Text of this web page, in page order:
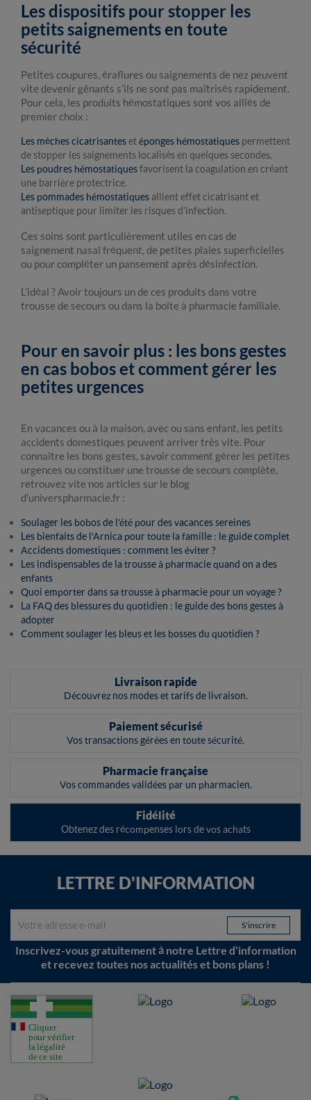
Les dispositifs pour stopper les
petits saignements en toute
sécurité
Petites coupures, éraflures ou saignements de nez peuvent
vite devenir gênants s’ils ne sont pas maîtrisés rapidement.
Pour cela, les produits hémostatiques sont vos alliés de
premier choix :
Les mèches cicatrisantesetéponges hémostatiques permettent
de stopper les saignements localisés en quelques secondes.
Les poudres hémostatiquesfavorisent la coagulation en créant
une barrière protectrice.
Les pommades hémostatiques allient effet cicatrisant et
antiseptique pour limiter les risques d’infection.
Ces soins sont particulièrement utiles en cas de
saignement nasal fréquent, de petites plaies superficielles
ou pour compléter un pansement après désinfection.
L’idéal ? Avoir toujours un de ces produits dans votre
trousse de secours ou dans la boîte à pharmacie familiale.
Pour en savoir plus : les bons gestes
en cas bobos et comment gérer les
petites urgences
En vacances ou à la maison, avec ou sans enfant, les petits
accidents domestiques peuvent arriver très vite. Pour
connaître les bons gestes, savoir comment gérer les petites
urgences ou constituer une trousse de secours complète,
retrouvez vite nos articles sur le blog
d'universpharmacie.fr :
Soulager les bobos de l'été pour des vacances sereines
Les bienfaits de l'Arnica pour toute la famille : le guide complet
Accidents domestiques : comment les éviter ?
Les indispensables de la trousse à pharmacie quand on a des
enfants
Quoi emporter dans sa trousse à pharmacie pour un voyage ?
La FAQ des blessures du quotidien : le guide des bons gestes à
adopter
Comment soulager les bleus et les bosses du quotidien ?
Livraison rapide
Découvrez nos modes et tarifs de livraison.
Paiement sécurisé
Vos transactions gérées en toute sécurité.
Pharmacie française
Vos commandes validées par un pharmacien.
Fidélité
Obtenez des récompenses lors de vos achats
LETTRE D'INFORMATION
Inscrivez-vous gratuitement à notre Lettre d'information
et recevez toutes nos actualités et bons plans !